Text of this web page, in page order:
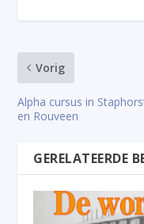
Vorig
Alpha cursus in
en Rouveen
GERELATEERDE